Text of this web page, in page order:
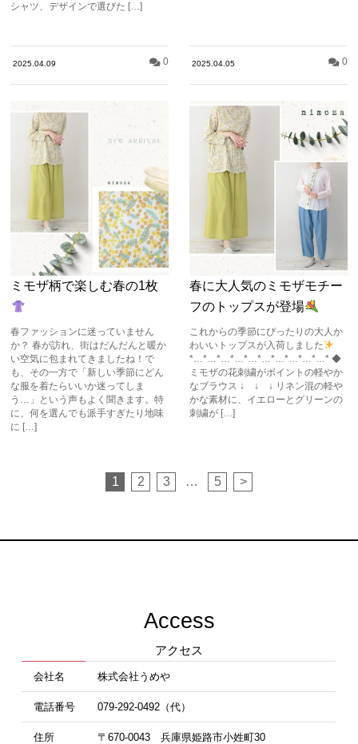
シャツ、デザインで選びた […]
2025.04.09 0
ミモザ柄で楽しむ春の1枚
春ファッションに迷っていません
か？ 春が訪れ、街はだんだんと暖か
い空気に包まれてきましたね！で
も、その一方で「新しい季節にどん
な服を着たらいいか迷ってしま
う…」という声もよく聞きます。特
に、何を選んでも派手すぎたり地味
に […]
2025.04.05 0
春に大人気のミモザモチー
フのトップスが登場
これからの季節にぴったりの大人か
わいいトップスが入荷しました
*…*…*…*…*…*…*…*…*…*…* ◆
ミモザの花刺繍がポイントの軽やか
なブラウス ↓ ↓ ↓ リネン混の軽や
かな素材に、イエローとグリーンの
刺繍が […]
投
稿
ペ
1 2 3 … 5 >
Access
アクセス
会社名 株式会社うめや
電話番号 079-292-0492（代）
住所 〒670-0043 兵庫県姫路市小姓町30